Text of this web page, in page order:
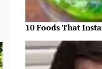
10 Foods That